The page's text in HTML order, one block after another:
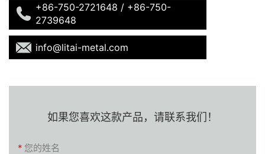
+86-750-2721648 / +86-750-
2739648
info@litai-metal.com
如果您喜欢这款产品，请联系我们！
* 您的姓名